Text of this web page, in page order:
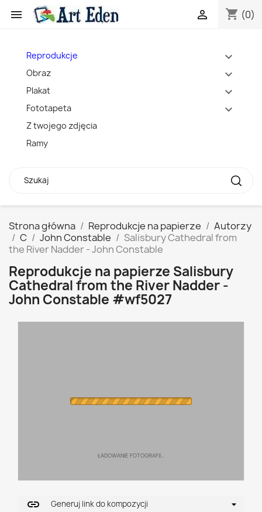
 shopping_cart (0)

expand_more
Reprodukcje
expand_more
Obraz
expand_more
Plakat
expand_more
Fototapeta
Z twojego zdjęcia
Ramy
Strona główna Reprodukcje na papierze
Autorzy
C
John Constable
Salisbury Cathedral from
the River Nadder - John Constable
Reprodukcje na papierze Salisbury
Cathedral from the River Nadder -
John Constable #wf5027
ŁADOWANIE FOTOGRAFII...
link
Generuj link do kompozycji